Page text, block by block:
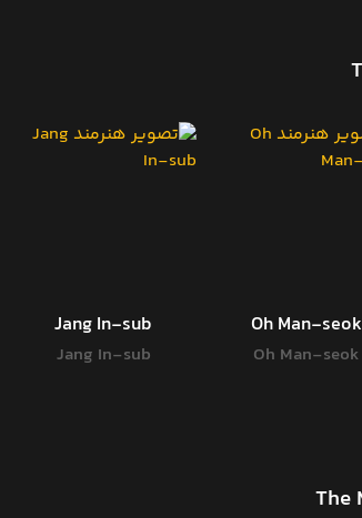
Oh Man-seok
Oh Man-seok
Jang In-sub
Jang In-sub